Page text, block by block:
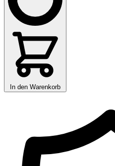
In den Warenkorb